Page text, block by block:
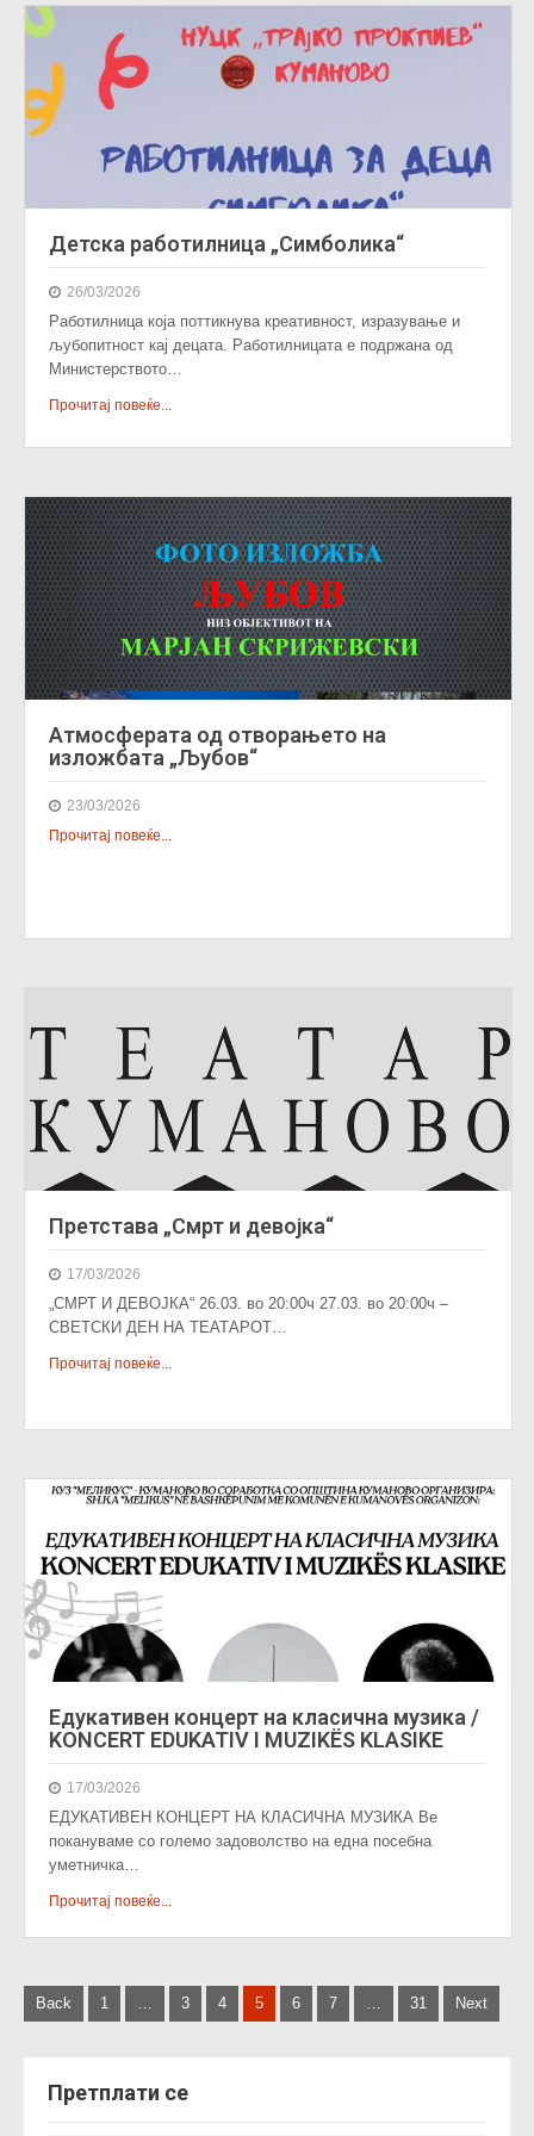
Детска работилница „Симболика“
26/03/2026
Работилница која поттикнува креативност, изразување и
љубопитност кај децата. Работилницата е подржана од
Министерството…
Прочитај повеќе...
Атмосферата од отворањето на
изложбата „Љубов“
23/03/2026
Прочитај повеќе...
Претстава „Смрт и девојка“
17/03/2026
„СМРТ И ДЕВОЈКА“ 26.03. во 20:00ч 27.03. во 20:00ч –
СВЕТСКИ ДЕН НА ТЕАТАРОТ…
Прочитај повеќе...
Едукативен концерт на класична музика /
KONCERT EDUKATIV I MUZIKËS KLASIKE
17/03/2026
ЕДУКАТИВЕН КОНЦЕРТ НА КЛАСИЧНА МУЗИКА Ве
покануваме со големо задоволство на една посебна
уметничка…
Прочитај повеќе...
P
Back 1 … 3 4 5 6 7 … 31 Next
Претплати се